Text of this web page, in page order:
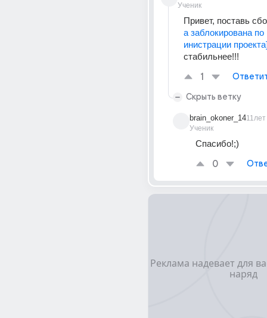
Ученик
Привет, поставь
а заблокирована
инистрации
стабильнее!!!
1
Скрыть ветку
brain_okoner_14
Ученик
11лет
Спасибо!;)
0